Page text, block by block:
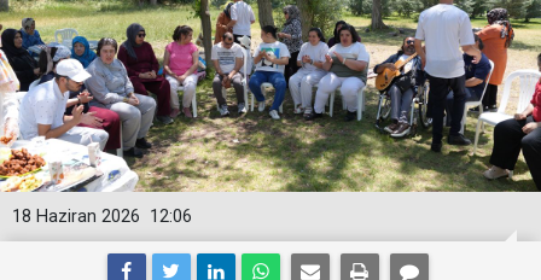
12:06
18 Haziran 2026